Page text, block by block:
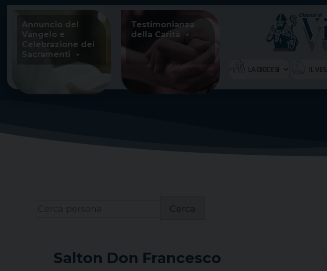
Skip
content
Annuncio del
Vangelo e
Celebrazione dei
Sacramenti
Testimonianza
della Carità
LA DIOCESI IL
Cerca
Salton Don Francesco